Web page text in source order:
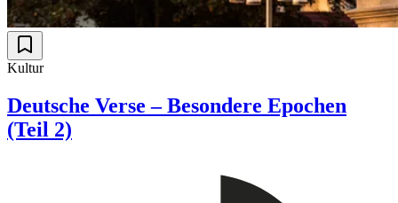
Kultur
Deutsche Verse – Besondere Epochen
(Teil 2)